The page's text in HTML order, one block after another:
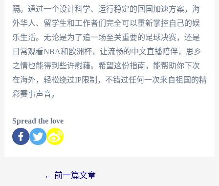
隔。通过一个设计科学、运行稳定的回国加速方案，海
外华人、留学生和工作者们完全可以重新掌控自己的娱
乐生活。无论是为了追一场至关重要的足球决赛，还是
日常观看NBA和欧洲杯，让流畅的中文直播陪伴，思乡
之情也能得到些许慰藉。希望这份指南，能帮助你下次
在海外，轻松绕过IP限制，不错过任何一次来自祖国的精
彩赛事声音。
Spread the love
← 前一篇文章